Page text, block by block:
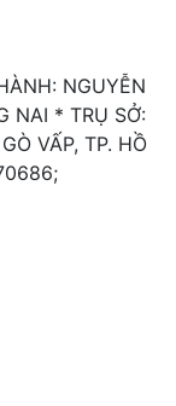
NGUYỄN
NAI * TRỤ SỞ:
VẤP, TP. HỒ